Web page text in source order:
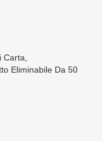
Carta
Eliminabile Da 50